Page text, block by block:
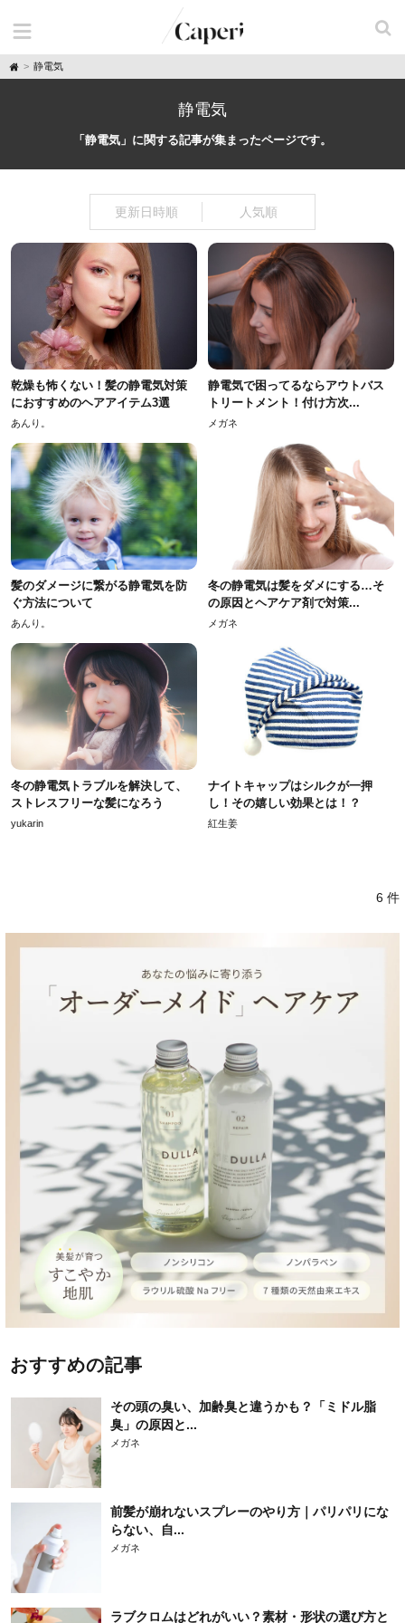
H
o
静電気
静電気
「静電気」に関する記事が集まったページです。
更新日時順 人気順
乾燥も怖くない！髪の静電気対策
におすすめのヘアアイテム3選
あんり。
静電気で困ってるならアウトバス
トリートメント！付け方次...
メガネ
髪のダメージに繋がる静電気を防
ぐ方法について
あんり。
冬の静電気は髪をダメにする…そ
の原因とヘアケア剤で対策...
メガネ
冬の静電気トラブルを解決して、
ストレスフリーな髪になろう
yukarin
ナイトキャップはシルクが一押
し！その嬉しい効果とは！？
紅生姜
6 件
おすすめの記事
その頭の臭い、加齢臭と違うかも？「ミドル脂
臭」の原因と...
メガネ
前髪が崩れないスプレーのやり方｜パリパリにな
らない、自...
メガネ
ラブクロムはどれがいい？素材・形状の選び方と